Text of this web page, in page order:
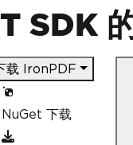
SDK
载 IronPDF
NuGet 下载